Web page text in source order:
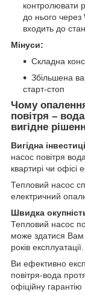
контролювати
до нього
входить до
Мінуси:
Складна
Збільшена
старт-стоп
Чому
повітря –
вигідне
Вигідна
насос повітря
квартирі чи
Тепловий насос
електричний
Швидка
Тепловий насос
може здатися
років експлуатації.
Ви ефективно
повітря-вода
офіційну